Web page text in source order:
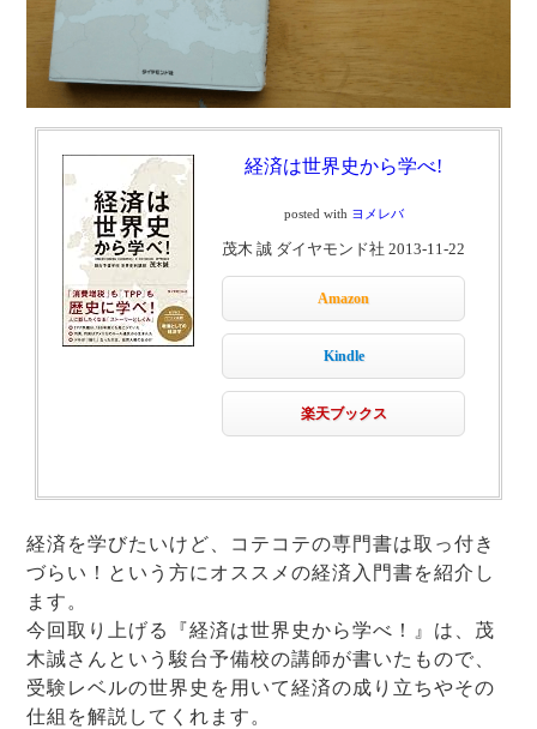
経済は世界史から学べ!
posted with ヨメレバ
茂木 誠 ダイヤモンド社 2013-11-22
Amazon
Kindle
楽天ブックス
経済を学びたいけど、コテコテの専門書は取っ付き
づらい！という方にオススメの経済入門書を紹介し
ます。
今回取り上げる『経済は世界史から学べ！』は、茂
木誠さんという駿台予備校の講師が書いたもので、
受験レベルの世界史を用いて経済の成り立ちやその
仕組を解説してくれます。